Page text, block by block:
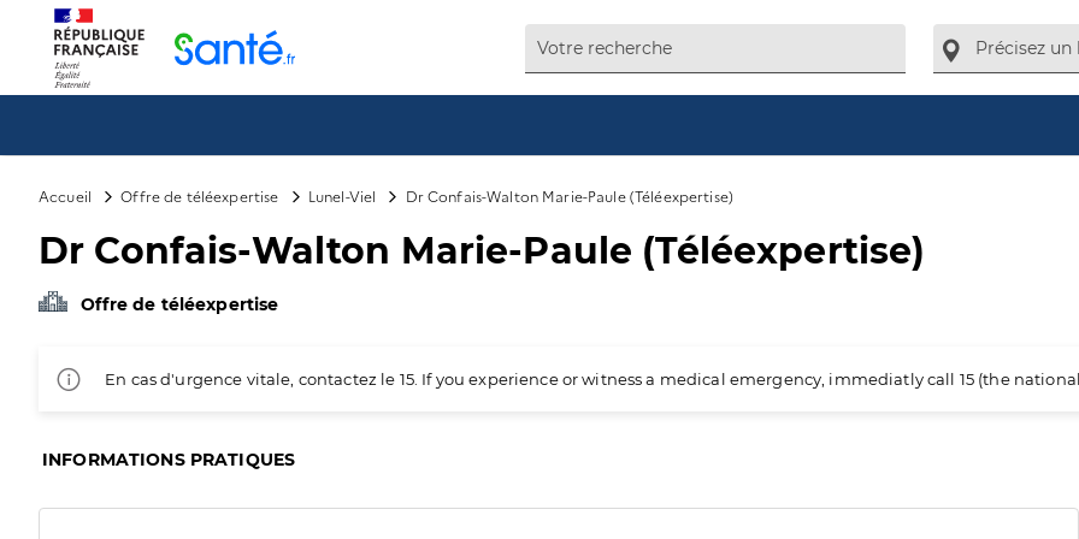
Accueil Offre de téléexpertise Lunel-Viel Dr Confais-Walton Marie-Paule (Téléexpertise)
Dr Confais-Walton Marie-Paule (Téléexpertise)
Offre de téléexpertise
En cas d'urgence vitale, contactez le 15. If you experience or witness a medical emergency, immediatly call 15 (the
INFORMATIONS PRATIQUES
Panneau de gestion des cookies